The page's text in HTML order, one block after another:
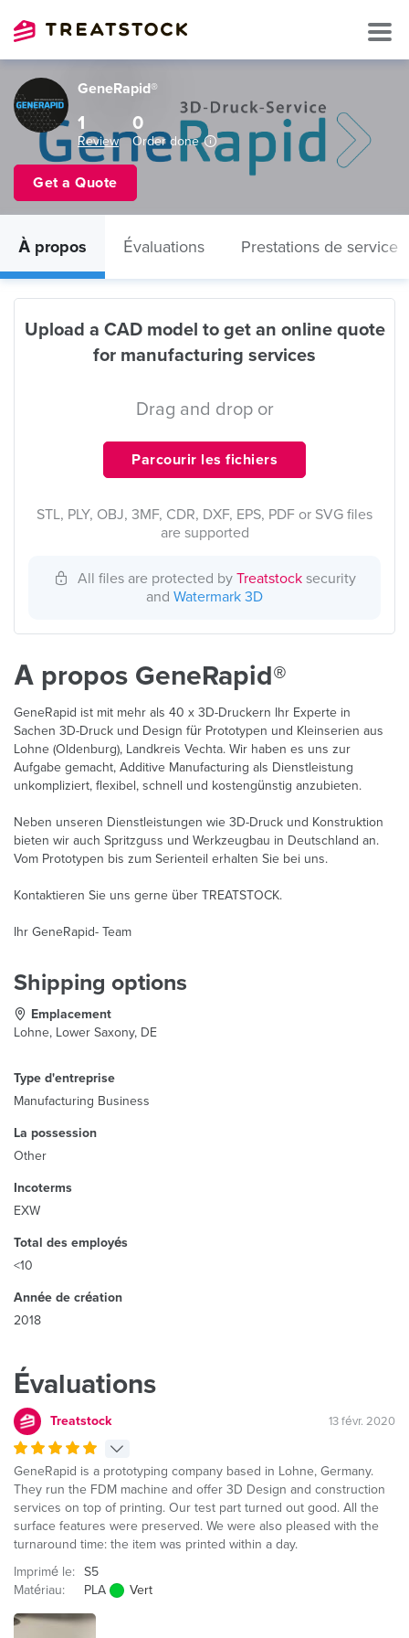
GeneRapid®
1
Review
0
Order done
Get a Quote
À propos Évaluations Prestations de service
Upload a CAD model to get an online quote
for manufacturing services
Drag and drop or
Parcourir les fichiers
STL, PLY, OBJ, 3MF, CDR, DXF, EPS, PDF or SVG files
are supported
All files are protected by Treatstocksecurity
and Watermark 3D
À propos GeneRapid®
GeneRapid ist mit mehr als 40 x 3D-Druckern Ihr Experte in
Sachen 3D-Druck und Design für Prototypen und Kleinserien aus
Lohne (Oldenburg), Landkreis Vechta. Wir haben es uns zur
Aufgabe gemacht, Additive Manufacturing als Dienstleistung
unkompliziert, flexibel, schnell und kostengünstig anzubieten.
Neben unseren Dienstleistungen wie 3D-Druck und Konstruktion
bieten wir auch Spritzguss und Werkzeugbau in Deutschland an.
Vom Prototypen bis zum Serienteil erhalten Sie bei uns.
Kontaktieren Sie uns gerne über TREATSTOCK.
Ihr GeneRapid- Team
Shipping options
Emplacement
Lohne, Lower Saxony, DE
Type d'entreprise
Manufacturing Business
La possession
Other
Incoterms
EXW
Total des employés
<10
Année de création
2018
Évaluations
Treatstock 13 févr. 2020
GeneRapid is a prototyping company based in Lohne, Germany.
They run the FDM machine and offer 3D Design and construction
services on top of printing. Our test part turned out good. All the
surface features were preserved. We were also pleased with the
turnaround time: the item was printed within a day.
Imprimé le: S5
Matériau:
PLA Vert